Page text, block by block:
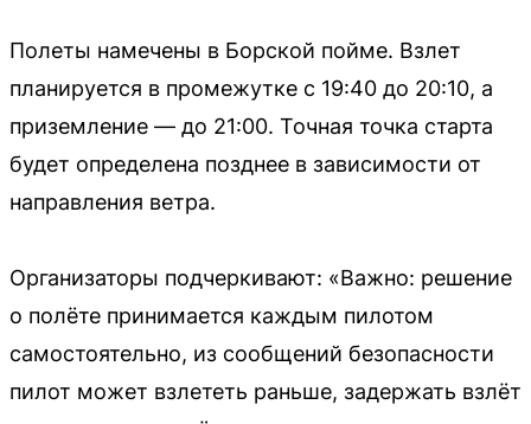
Полеты намечены в Борской пойме. Взлет
планируется в промежутке с 19:40 до 20:10, а
приземление — до 21:00. Точная точка старта
будет определена позднее в зависимости от
направления ветра.
Организаторы подчеркивают: «Важно: решение
о полёте принимается каждым пилотом
самостоятельно, из сообщений безопасности
пилот может взлететь раньше, задержать взлёт